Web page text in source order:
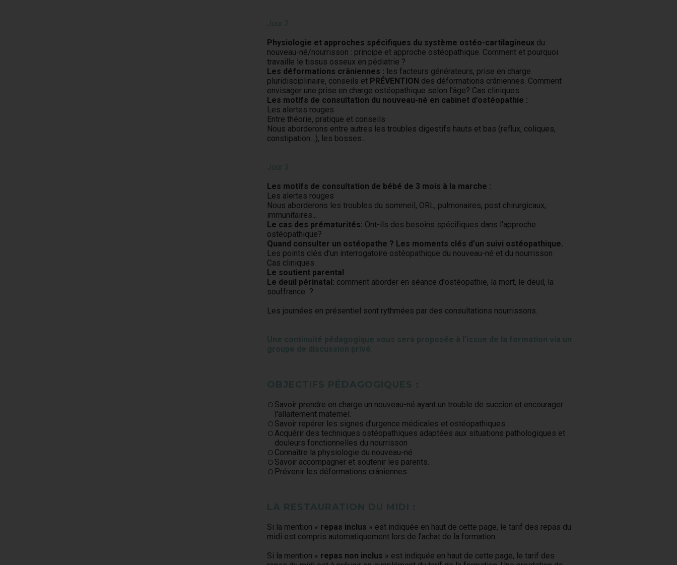
Jour 2
Physiologie et approches spécifiques du système ostéo-cartilagineux du
nouveau-né/nourrisson : principe et approche ostéopathique. Comment et pourquoi
travaille le tissus osseux en pédiatrie ?
Les déformations crâniennes : les facteurs générateurs, prise en charge
pluridisciplinaire, conseils et PRÉVENTION des déformations crâniennes. Comment
envisager une prise en charge ostéopathique selon l'âge? Cas cliniques.
Les motifs de consultation du nouveau-né en cabinet d’ostéopathie :
Les alertes rouges
Entre théorie, pratique et conseils
Nous aborderons entre autres les troubles digestifs hauts et bas (reflux, coliques,
constipation…), les bosses…
Jour 3
Les motifs de consultation de bébé de 3 mois à la marche :
Les alertes rouges
Nous aborderons les troubles du sommeil, ORL, pulmonaires, post chirurgicaux,
immunitaires...
Le cas des prématurités: Ont-ils des besoins spécifiques dans l'approche
ostéopathique?
Quand consulter un ostéopathe ? Les moments clés d’un suivi ostéopathique.
Les points clés d’un interrogatoire ostéopathique du nouveau-né et du nourrisson
Cas cliniques
Le soutient parental
Le deuil périnatal: comment aborder en séance d'ostéopathie, la mort, le deuil, la
souffrance ?
Les journées en présentiel sont rythmées par des consultations nourrissons.
Une continuité pédagogique vous sera proposée à l’issue de la formation via un
groupe de discussion privé.
OBJECTIFS PÉDAGOGIQUES :
Savoir prendre en charge un nouveau-né ayant un trouble de succion et encourager
l'allaitement maternel.
Savoir repérer les signes d’urgence médicales et ostéopathiques
Acquérir des techniques ostéopathiques adaptées aux situations pathologiques et
douleurs fonctionnelles du nourrisson
Connaître la physiologie du nouveau-né
Savoir accompagner et soutenir les parents.
Prévenir les déformations crâniennes
LA RESTAURATION DU MIDI :
Si la mention « repas inclus » est indiquée en haut de cette page, le tarif des repas du
midi est compris automatiquement lors de l’achat de la formation.
Si la mention « repas non inclus » est indiquée en haut de cette page, le tarif des